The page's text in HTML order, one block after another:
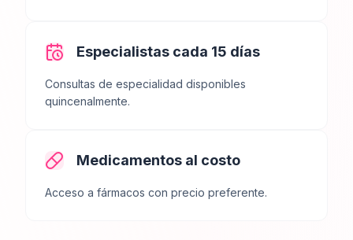
Especialistas cada 15 días
Consultas de especialidad disponibles
quincenalmente.
Medicamentos al costo
Acceso a fármacos con precio preferente.